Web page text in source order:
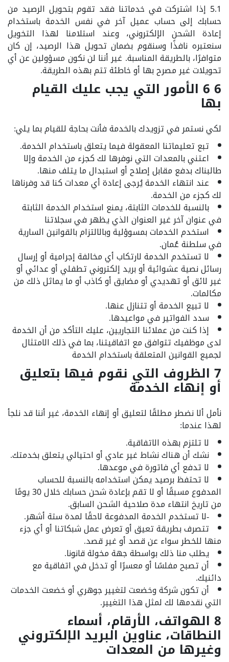
5.1 إذا اشتركت في خدماتنا فقد تقوم بتحويل الرصيد من
حسابك إلى حساب عميل آخر في نفس الخدمة باستخدام
إعادة الشحن الإلكتروني، وعند استلامنا لهذا التخويل
سنعتبره نافذًا وسنقوم بضمان تحويل هذا الرصيد، إن كان
متوافرًا، بالطريقة المناسبة. غير أننا لن نكون مسؤولين عن أي
تحويلات غير مصرح بها أو خاطئة تتم بهذه الطريقة.
6 6 الأمور التي يجب عليك القيام
بها
لكي نستمر في تزويدك بالخدمة فأنت بحاجة للقيام بما يلي:
تبع تعليماتنا المعقولة فيما يتعلق باستخدام الخدمة.
اعتني بالمعدات التي نوفرها لك كجزء من الخدمة وإلا
طالبناك بدفع مقابل إصلاح أو استبدال ما يتلف منها.
عند انتهاء الخدمة يُرجى إعادة أي معدات كنا قد وفرناها
لك كجزء من الخدمة.
بالنسبة للخدمات الثابتة، يمنع استخدام الخدمة الثابتة
في عنوان آخر غير العنوان الذي يظهر في سجلاتنا
استخدم الخدمات بمسوؤلية وبالالتزام بالقوانين السارية
في سلطنة عُمان.
لا تستخدم الخدمة لارتكاب أي مخالفة إجرامية أو إرسال
رسائل نصية عشوائية أو بريد إلكتروني تطفلي أو عدائي أو
غير لائق أو تهديدي أو مضايق أو كاذب أو ما يماثل ذلك من
مكالمات.
لا تبيع الخدمة أو تتنازل عنها.
سدد الفواتير في مواعيدها.
إذا كنت من عملائنا التجاريين، عليك التأكد من أن الخدمة
لدى موظفيك تتوافق مع اتفاقيتنا، بما في ذلك الامتثال
لجميع القوانين المتعلقة باستخدام الخدمة
7 الظروف التي نقوم فيها بتعليق
أو إنهاء الخدمة
نأمل ألا نضطر مطلقًا لتعليق أو إنهاء الخدمة، غير أننا قد نلجأ
لهذا عندما:
لا تلتزم بهذه الاتفاقية.
نشك أن هناك نشاط غير عادي أو احتيالي يتعلق بخدمتك.
لا تدفع أي فاتورة في موعدها.
لا تحتفظ برصيد يمكن استخدامه بالنسبة للحساب
المدفوع مسبقًا أو لا تقم بإعادة شحن حسابك خلال 30 يومًا
من تاريخ انتهاء مدة صلاحية الشحن السابق.
-لا تستخدم الخدمة المدفوعة لاحقًا لمدة ستة أشهر.
تتصرف بطريقة تعيق أو تعرض عمل شبكاتنا أو أي جزء
منها للخطر سواء عن قصد أو غير قصد.
يطلب منا ذلك بواسطة جهة مخولة قانونا.
أن تصبح مفلسًا أو معسرًا أو تدخل في اتفاقية مع
دائنيك.
أن تكون شركة وخضعت لتغيير جوهري أو خضعت الخدمات
التي نقدمها لك لمثل هذا التغيير.
8 الهواتف، الأرقام، أسماء
النطاقات، عناوين البريد الإلكتروني
وغيرها من المعدات